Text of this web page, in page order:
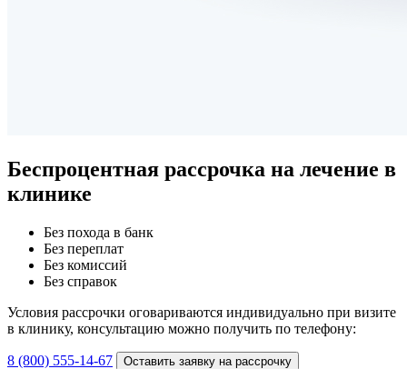
Беспроцентная рассрочка на лечение в
клинике
Без похода в банк
Без переплат
Без комиссий
Без справок
Условия рассрочки оговариваются индивидуально при визите
в клинику, консультацию можно получить по телефону:
8 (800) 555-14-67 Оставить заявку на рассрочку